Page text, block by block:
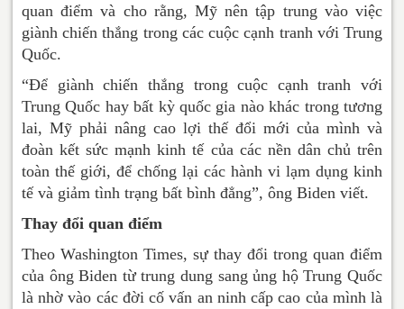
quan điểm và cho rằng, Mỹ nên tập trung vào việc
giành chiến thắng trong các cuộc cạnh tranh với Trung
Quốc.
“Để giành chiến thắng trong cuộc cạnh tranh với
Trung Quốc hay bất kỳ quốc gia nào khác trong tương
lai, Mỹ phải nâng cao lợi thế đổi mới của mình và
đoàn kết sức mạnh kinh tế của các nền dân chủ trên
toàn thế giới, để chống lại các hành vi lạm dụng kinh
tế và giảm tình trạng bất bình đẳng”, ông Biden viết.
Thay đổi quan điểm
Theo Washington Times, sự thay đổi trong quan điểm
của ông Biden từ trung dung sang ủng hộ Trung Quốc
là nhờ vào các đời cố vấn an ninh cấp cao của mình là